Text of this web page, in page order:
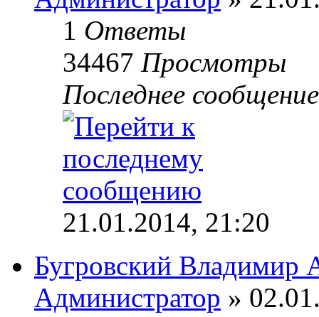
1 Ответы
34467 Просмотры
Последнее
21.01.2014, 21:20
Бугровский Владимир
Администратор »